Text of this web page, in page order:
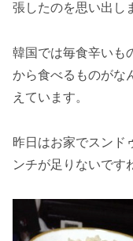
張したのを思い出し
韓国では毎食辛いも
から食べるものがな
えています。
昨日はお家でスンド
ンチが足りないです